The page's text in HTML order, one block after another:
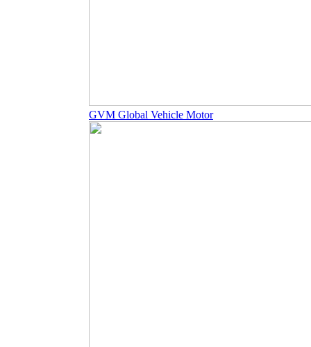
GVM Global Vehicle Motor